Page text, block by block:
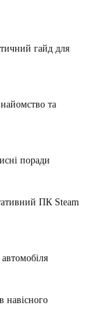
гайд для
та
поради
ПК Steam
навісного